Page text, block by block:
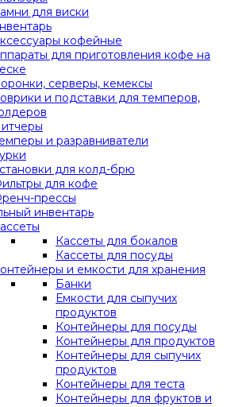
для виски
кофейные
для приготовления кофе на
серверы, кемексы
и подставки для темперов,
и разравниватели
для колд-брю
для кофе
прессы
инвентарь
Кассеты для бокалов
Кассеты для посуды
и емкости для хранения
Банки
Емкости для сыпучих
продуктов
Контейнеры для посуды
Контейнеры для продуктов
Контейнеры для сыпучих
продуктов
Контейнеры для теста
Контейнеры для фруктов и